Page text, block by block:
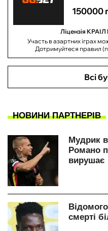
150000
Ліцензія
Участь в азартних іграх
Дотримуйтеся правил
Всі